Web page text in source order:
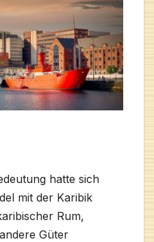
hatte sich
mit der Karibik
Rum,
Güter